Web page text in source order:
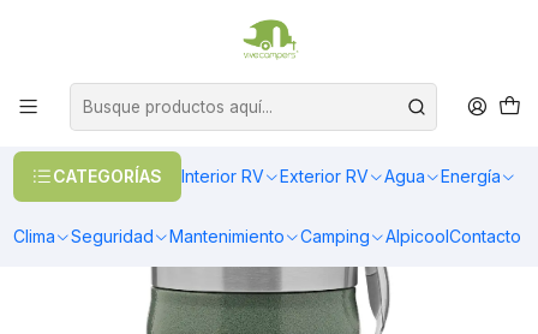
CATEGORÍAS Interior RV Exterior RV Agua Energía
Clima Seguridad Mantenimiento Camping AlpicoolContacto
OFERTAS EN CALEFACCIÓN DIESEL
TERMO COMIDA STANLEY CLASICO VERDE| 414 ML